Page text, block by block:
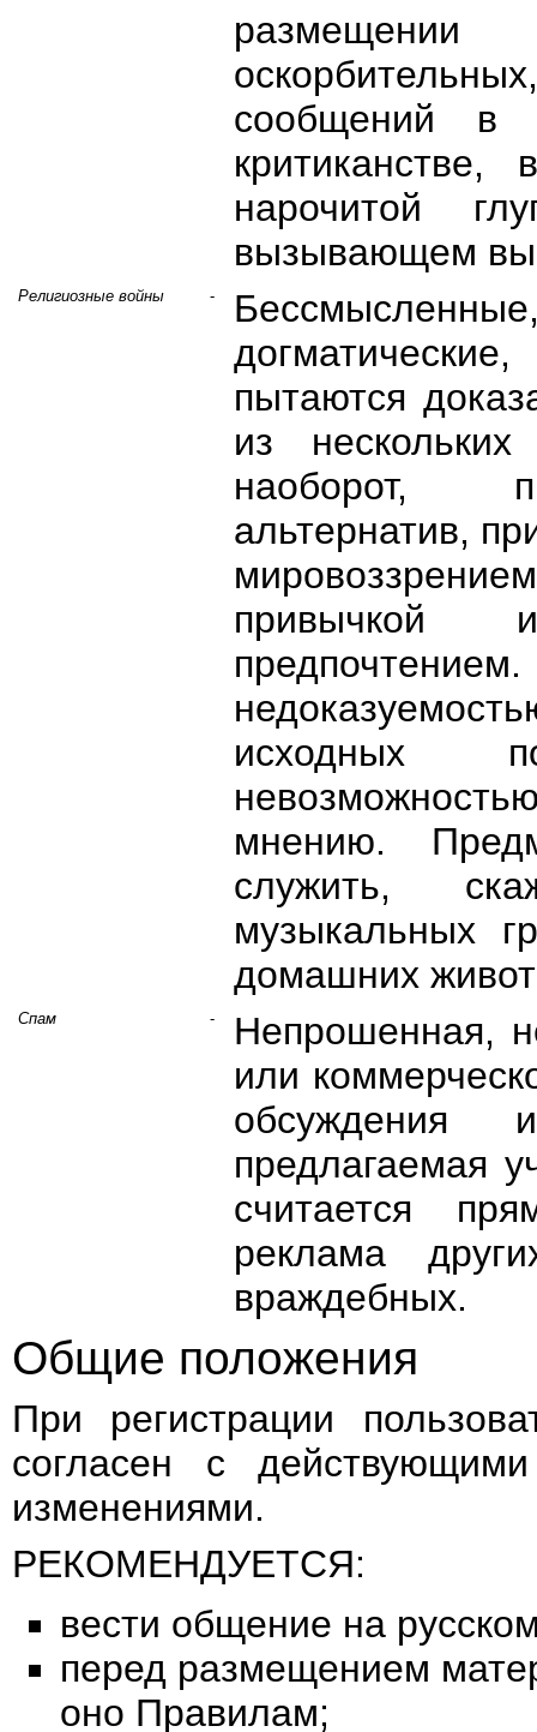
сообщений в
критиканстве,
нарочитой
вызывающем
Религиозные войны -
пытаются
из
наоборот,
альтернатив,
привычкой
предпочтением.
исходных
мнению.
служить,
музыкальных
домашних
Спам -
Непрошенная,
или
обсуждения
предлагаемая
считается
реклама
враждебных.
Общие положения
При регистрации
согласен с
изменениями.
РЕКОМЕНДУЕТСЯ:
вести общение на
перед размещением
оно Правилам;